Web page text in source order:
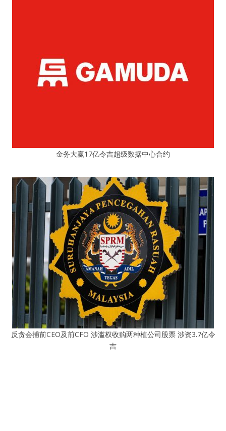
金务大赢17亿令吉超级数据中心合约
反贪会捕前CEO及前CFO 涉滥权收购两种植公司股票 涉资3.7亿令
吉